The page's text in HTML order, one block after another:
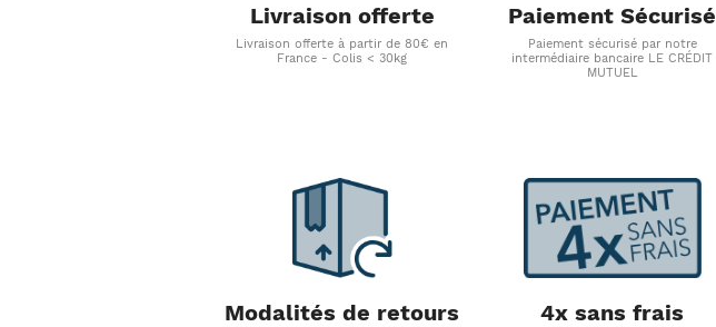
Livraison offerte
Livraison offerte à partir de 80€ en
France - Colis < 30kg
Paiement Sécurisé
Paiement sécurisé par notre
intermédiaire bancaire LE CRÉDIT
MUTUEL
Modalités de retours 4x sans frais